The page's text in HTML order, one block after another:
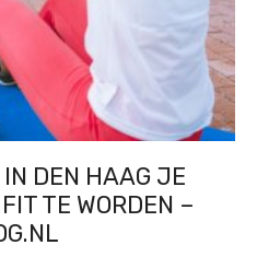
DEN HAAG JE
TE WORDEN –